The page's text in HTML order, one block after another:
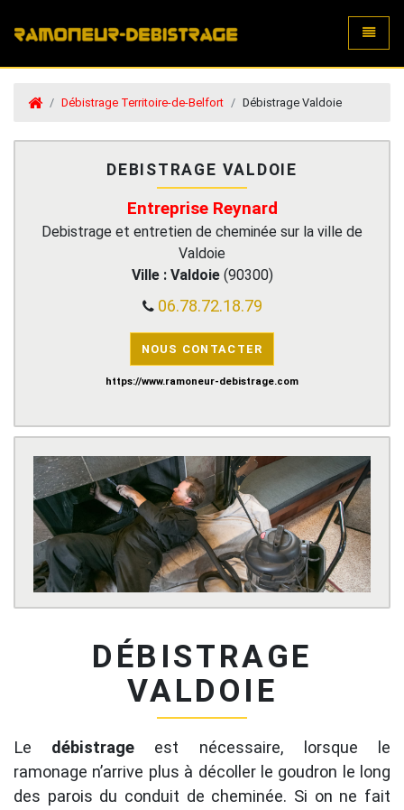
Débistrage Territoire-de-Belfort Débistrage Valdoie
DEBISTRAGE VALDOIE
Entreprise Reynard
Debistrage et entretien de cheminée sur la ville de
Valdoie
Ville : Valdoie(90300)
06.78.72.18.79
NOUS CONTACTER
https://www.ramoneur-debistrage.com
DÉBISTRAGE
VALDOIE
Le débistrage est nécessaire, lorsque le
ramonage n’arrive plus à décoller le goudron le long
des parois du conduit de cheminée. Si on ne fait